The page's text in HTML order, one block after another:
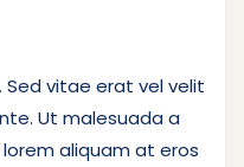
Sed vitae erat vel velit
Ut malesuada a
aliquam at eros